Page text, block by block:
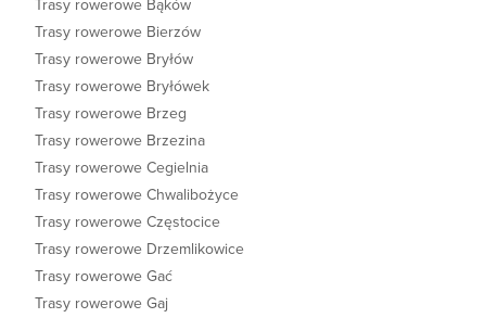
Trasy rowerowe Bąków
Trasy rowerowe Bierzów
Trasy rowerowe Bryłów
Trasy rowerowe Bryłówek
Trasy rowerowe Brzeg
Trasy rowerowe Brzezina
Trasy rowerowe Cegielnia
Trasy rowerowe Chwalibożyce
Trasy rowerowe Częstocice
Trasy rowerowe Drzemlikowice
Trasy rowerowe Gać
Trasy rowerowe Gaj